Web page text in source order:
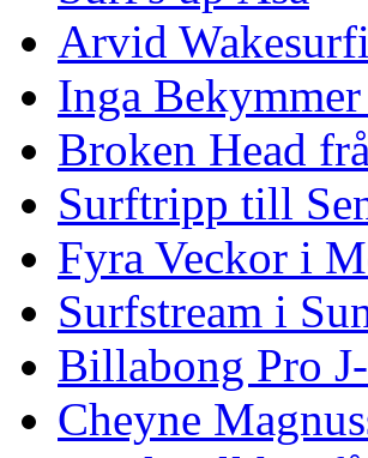
Arvid
Inga
Broken Head
Surftripp till
Fyra Veckor i
Surfstream i
Billabong Pro
Cheyne